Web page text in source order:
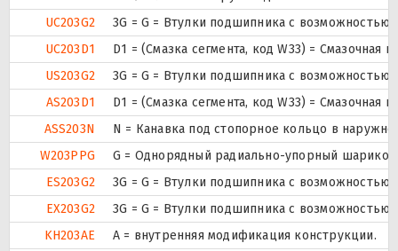
UC203G2
3G = G = Втулки подшипника с возможностью
UC203D1
D1 = (Смазка сегмента, код W33) =
US203G2
3G = G = Втулки подшипника с возможностью
AS203D1
D1 = (Смазка сегмента, код W33) =
ASS203N
N = Канавка под стопорное кольцо в
W203PPG
G = Однорядный радиально-упорный
ES203G2
3G = G = Втулки подшипника с возможностью
EX203G2
3G = G = Втулки подшипника с возможностью
KH203AE
A = внутренняя модификация конструкции.